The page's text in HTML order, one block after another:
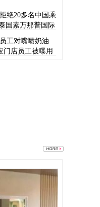
绝20多名中国乘
国素万那普国际
工对嘴喷奶油
门店员工被曝用